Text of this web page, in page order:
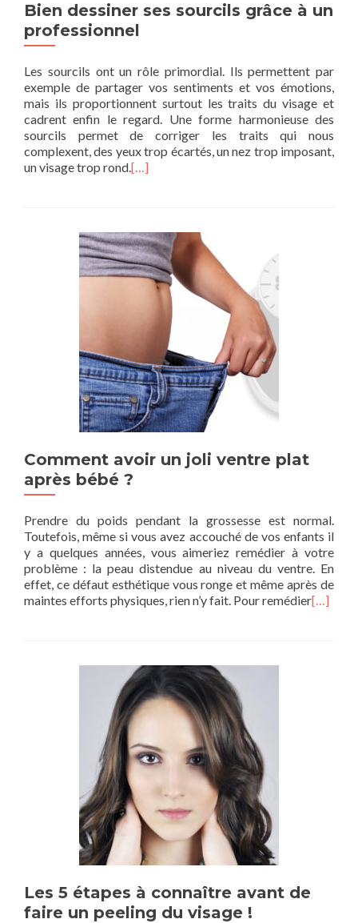
Bien dessiner ses sourcils grâce à un
professionnel
Les sourcils ont un rôle primordial. Ils permettent par
exemple de partager vos sentiments et vos émotions,
mais ils proportionnent surtout les traits du visage et
cadrent enfin le regard. Une forme harmonieuse des
sourcils permet de corriger les traits qui nous
complexent, des yeux trop écartés, un nez trop imposant,
un visage trop rond.[…]
Comment avoir un joli ventre plat
après bébé ?
Prendre du poids pendant la grossesse est normal.
Toutefois, même si vous avez accouché de vos enfants il
y a quelques années, vous aimeriez remédier à votre
problème : la peau distendue au niveau du ventre. En
effet, ce défaut esthétique vous ronge et même après de
maintes efforts physiques, rien n’y fait. Pour remédier[…]
Les 5 étapes à connaître avant de
faire un peeling du visage !